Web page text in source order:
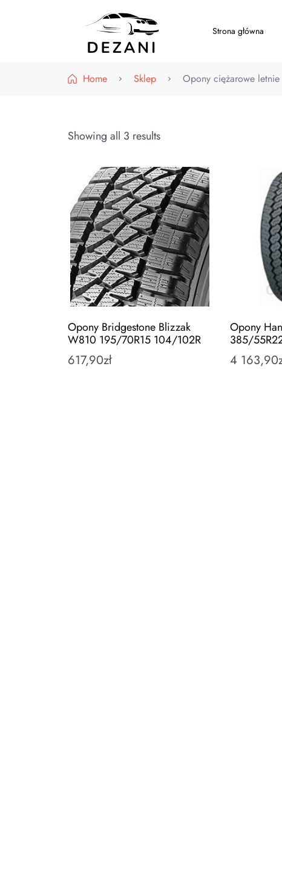
Strona główna
Home Sklep Opony ciężarowe letnie
Showing all 3 results
Opony Bridgestone Blizzak
W810 195/70R15 104/102R
617,90zł
Opony
385/
4 163,90